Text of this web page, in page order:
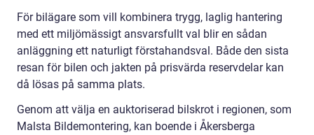
För bilägare som vill kombinera trygg, laglig hantering
med ett miljömässigt ansvarsfullt val blir en sådan
anläggning ett naturligt förstahandsval. Både den sista
resan för bilen och jakten på prisvärda reservdelar kan
då lösas på samma plats.
Genom att välja en auktoriserad bilskrot i regionen, som
Malsta Bildemontering, kan boende i Åkersberga